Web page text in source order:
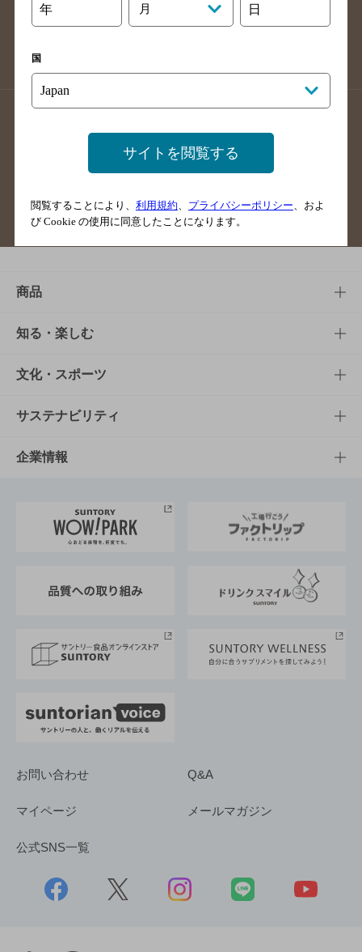
大分県のバー検索
熊本県のバー検索
掲載店舗様ログイン
サイトマップ ご意見・ご感想
商品
商品TOP
商品一覧
商品発売情報
栄養成分一覧
知る・楽しむ
知る・楽しむTOP
キャンペーン
工場見学
地域情報
文化・スポーツ
文化・スポーツTOP
サントリーホール
サントリーサンバーズ大阪
サステナビリティ
サステナビリティTOP
サントリーが考えるサステナビリティ経営
企業情報
企業概要
採用情報
お問い合わせ Q&A
マイページ メールマガジン
公式SNS一覧
年 月 日
国
サイトを閲覧する
閲覧することにより、 利用規約 プライバシーポリシー 、およ
び Cookie の使用に同意したことになります。